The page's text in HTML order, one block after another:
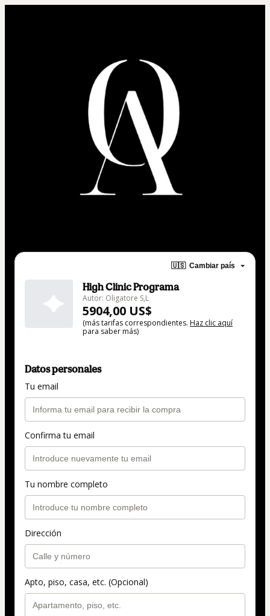
🇺🇸 Cambiar país
High Clinic Programa
Autor: Oligatore S,L
5904,00 US$
(más tarifas correspondientes. Haz clic aquí
para saber más)
Datos personales
Tu email
Confirma tu email
Tu nombre completo
Dirección
Apto, piso, casa, etc. (Opcional)